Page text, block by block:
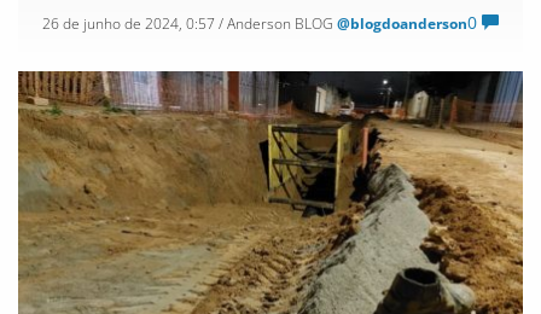
0
26 de junho de 2024, 0:57 / Anderson BLOG @blogdoanderson